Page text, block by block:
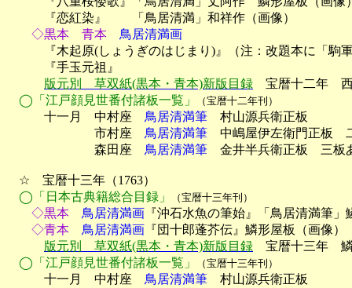
『恋紅染』　　「鳥居清満」和祥作（画像）
◇黒本　青本 鳥居清満画
『木起原(しょうぎのはじまり)』（注：改題本に「駒軍
『手玉元祖』
版元別　草双紙(黒本・青本)新版目録 宝暦十二年　
◯「江戸顔見世番付諸板一覧」
（宝暦十二年刊）
十一月　中村座 鳥居清満筆 村山源兵衛正板
市村座 鳥居清満筆 中嶋屋伊左衛門正板　
森田座 鳥居清満筆 金井半兵衛正板　三板
☆　宝暦十三年（1763）
◯「日本古典籍総合目録」
（宝暦十三年刊）
◇黒本 鳥居清満画 『沖石水魚の筆始』「鳥居清満筆
◇青本 鳥居清満画 『団十郎蓬芥伝』鱗形屋板（画像）
版元別　草双紙(黒本・青本)新版目録 宝暦十三年　
◯「江戸顔見世番付諸板一覧」
（宝暦十三年刊）
十一月　中村座 鳥居清満筆 村山源兵衛正板